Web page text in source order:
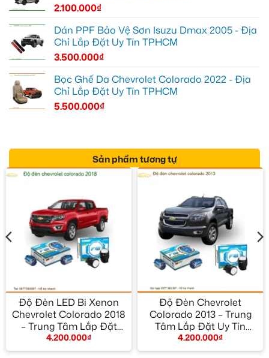
2.100.000₫
Dán PPF Bảo Vệ Sơn Isuzu Dmax 2005 - Địa
Chỉ Lắp Đặt Uy Tín TPHCM
3.500.000₫
Bọc Ghế Da Chevrolet Colorado 2022 - Địa
Chỉ Lắp Đặt Uy Tín TPHCM
5.500.000₫
Sản phẩm tương tự
Độ Đèn LED Bi Xenon
Chevrolet Colorado 2018
– Trung Tâm Lắp Đặt
Chính Hãng TPHCM
4.200.000₫
Độ Đèn Chevrolet
Colorado 2013 – Trung
Tâm Lắp Đặt Uy Tín
TPHCM
4.200.000₫